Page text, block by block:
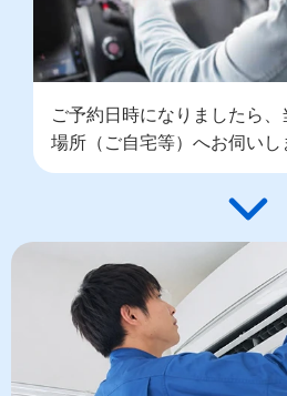
ご予約日時になりましたら
場所（ご自宅等）へお伺いし